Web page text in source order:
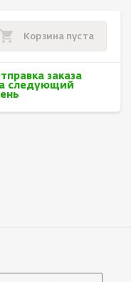
Корзина пуста
заказа
следующий